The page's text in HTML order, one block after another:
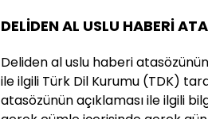
DELİDEN AL USLU HABERİ
Deliden al uslu haberi
ile ilgili Türk Dil Kurumu (TDK)
atasözünün açıklaması ile ilgili